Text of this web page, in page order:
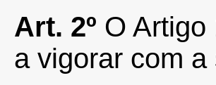
Art. 2º O
a vigorar com